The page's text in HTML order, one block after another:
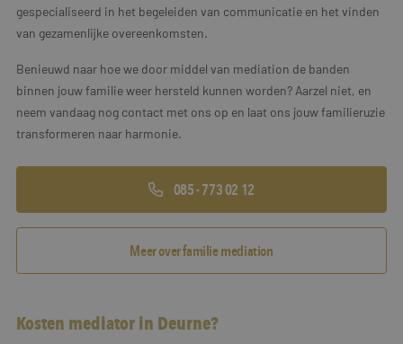
gespecialiseerd in het begeleiden van communicatie en het vinden
van gezamenlijke overeenkomsten.
Benieuwd naar hoe we door middel van mediation de banden
binnen jouw familie weer hersteld kunnen worden? Aarzel niet, en
neem vandaag nog contact met ons op en laat ons jouw familieruzie
transformeren naar harmonie.
085 - 773 02 12
Meer over familie mediation
Kosten mediator in Deurne?